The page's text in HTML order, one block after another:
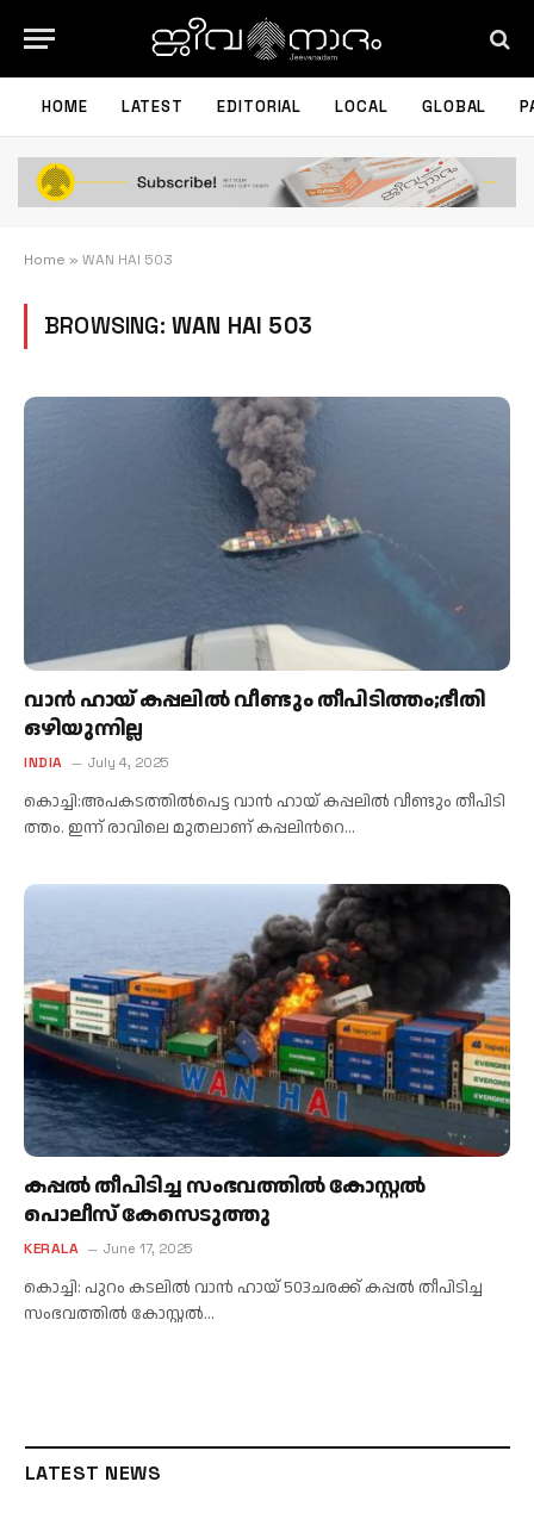
HOME LATEST EDITORIAL LOCAL GLOBAL
Home » WAN HAI 503
BROWSING: WAN HAI 503
വാ​ൻ ഹാ​യ് ക​പ്പ​ലി​ൽ വീ​ണ്ടും തീ​പി​ടി​ത്തം;ഭീതി
ഒഴിയുന്നില്ല
INDIA July 4, 2025
കൊ​ച്ചി:അപകടത്തിൽപെട്ട വാ​ൻ ഹാ​യ് ക​പ്പ​ലി​ൽ വീ​ണ്ടും തീ​പി​ടി​
ത്തം. ഇ​ന്ന് രാ​വി​ലെ മു​ത​ലാ​ണ് ക​പ്പ​ലി​ൻറെ…
കപ്പൽ തീപിടിച്ച സംഭവത്തിൽ കോസ്റ്റൽ
പൊലീസ് കേസെടുത്തു
KERALA June 17, 2025
കൊച്ചി: പുറം കടലിൽ വാൻ ഹായ് 503ചരക്ക് കപ്പൽ തീപിടിച്ച
സംഭവത്തിൽ കോസ്റ്റൽ…
LATEST NEWS